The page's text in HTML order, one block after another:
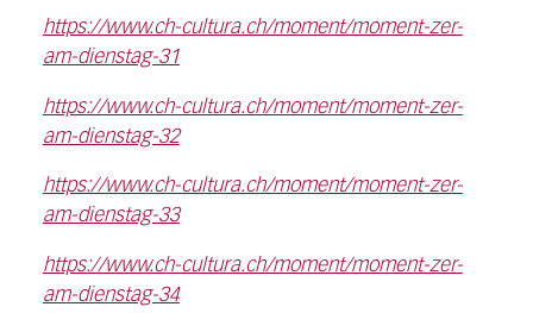
https://www.ch-cultura.ch/moment/moment-zer-
am-dienstag-31
https://www.ch-cultura.ch/moment/moment-zer-
am-dienstag-32
https://www.ch-cultura.ch/moment/moment-zer-
am-dienstag-33
https://www.ch-cultura.ch/moment/moment-zer-
am-dienstag-34